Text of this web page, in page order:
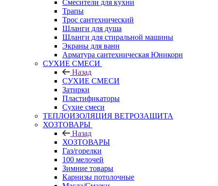
Смесители для кухни
Трапы
Трос сантехнический
Шланги для душа
Шланги для стиральной машины
Экраны для ванн
Арматура сантехническая Юникорн
СУХИЕ СМЕСИ
Назад
СУХИЕ СМЕСИ
Затирки
Пластификаторы
Сухие смеси
ТЕПЛОИЗОЛЯЦИЯ ВЕТРОЗАЩИТА
ХОЗТОВАРЫ
Назад
ХОЗТОВАРЫ
Газ/горелки
100 мелочей
Зимние товары
Карнизы потолочные